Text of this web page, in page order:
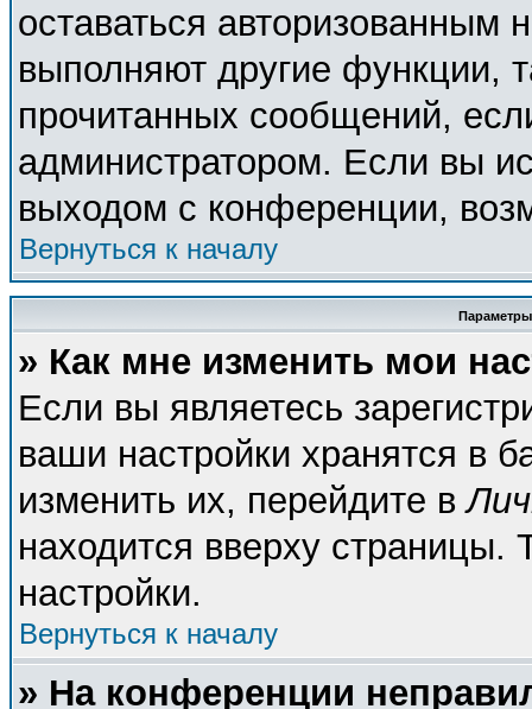
оставаться авторизованным
выполняют другие функции,
прочитанных сообщений,
администратором. Если вы
выходом с конференции,
Вернуться к началу
Параметры
» Как мне изменить мои
Если вы являетесь
ваши настройки хранятся в
изменить их, перейдите в
находится вверху
настройки.
Вернуться к началу
» На конференции